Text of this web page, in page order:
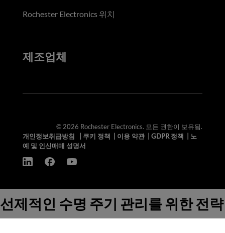
Rochester Electronics 위치
제조업체
© 2026 Rochester Electronics. 모든 권한이 보유됨.
개인정보취급방침
쿠키 정책 이용 약관| GDPR 정책
노
예 및 인신매매 성명서
선제적인 수명 주기 관리를 위한 전략